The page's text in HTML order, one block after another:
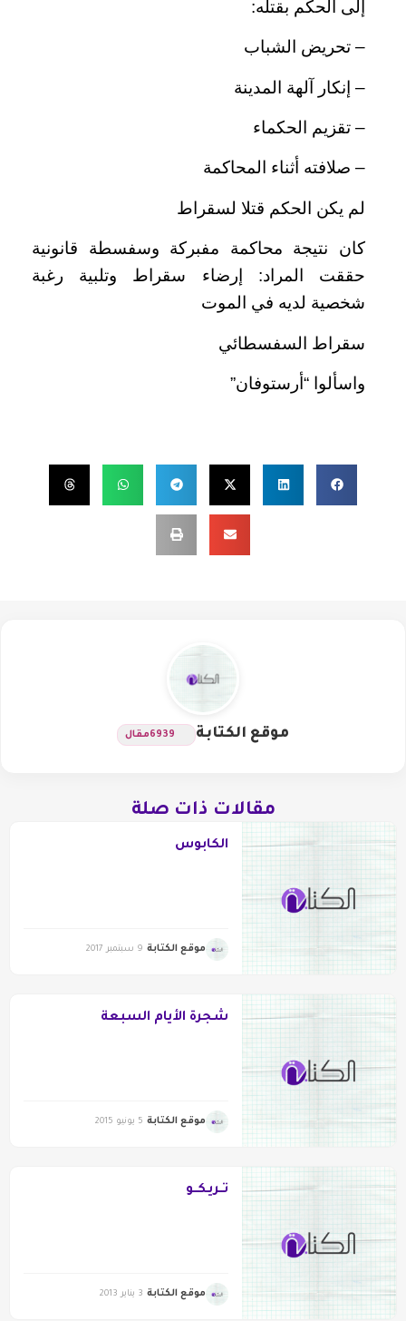
إلى الحكم بقتله:
– تحريض الشباب
– إنكار آلهة المدينة
– تقزيم الحكماء
– صلافته أثناء المحاكمة
لم يكن الحكم قتلا لسقراط
كان نتيجة محاكمة مفبركة وسفسطة قانونية
حققت المراد: إرضاء سقراط وتلبية رغبة
شخصية لديه في الموت
سقراط السفسطائي
واسألوا “أرستوفان”
موقع الكتابة 6939مقال
مقالات ذات صلة
الكابوس
موقع الكتابة 9 سبتمبر 2017
شجرة الأيام السبعة
موقع الكتابة 5 يونيو 2015
تــريـكــو
موقع الكتابة 3 يناير 2013